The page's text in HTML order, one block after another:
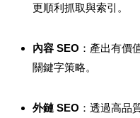
更順利抓取與索引。
內容 SEO ：產出有價
關鍵字策略。
外鏈 SEO ：透過高品